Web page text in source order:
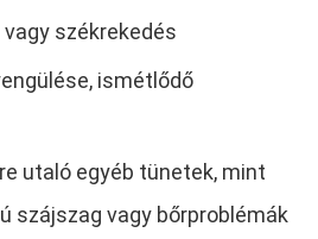
székrekedés
ismétlődő
utaló egyéb tünetek, mint
szájszag vagy bőrproblémák